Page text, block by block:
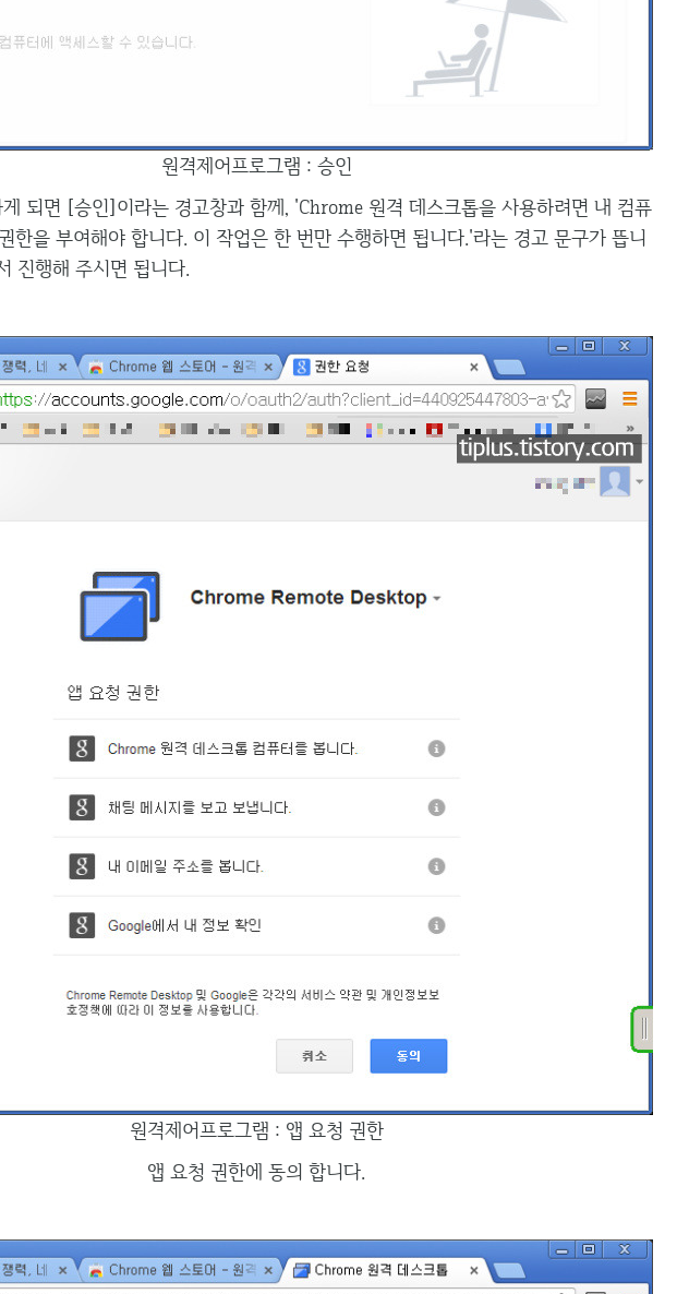
원격제어프로그램 : 승인
되면 [승인]이라는 경고창과 함께, 'Chrome 원격 데스크톱을 사용하려면 내 컴퓨
한을 부여해야 합니다. 이 작업은 한 번만 수행하면 됩니다.'라는 경고 문구가 뜹니
진행해 주시면 됩니다.
원격제어프로그램 : 앱 요청 권한
앱 요청 권한에 동의 합니다.